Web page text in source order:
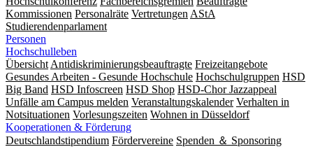
Kommissionen Personalräte Vertretungen AStA
Studierendenparlament
Personen
Hochschulleben
Übersicht Antidiskriminierungsbeauftragte Freizeitangebote
Gesundes Arbeiten - Gesunde Hochschule Hochschulgruppen HSD
Big Band HSD Infoscreen HSD Shop HSD-Chor Jazzappeal
Unfälle am Campus melden Veranstaltungskalender Verhalten in
Notsituationen Vorlesungszeiten Wohnen in Düsseldorf
Kooperationen & Förderung
Deutschlandstipendium Fördervereine Spenden ＆ Sponsoring